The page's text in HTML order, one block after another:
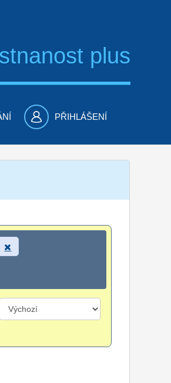
plus
PŘIHLÁŠENÍ